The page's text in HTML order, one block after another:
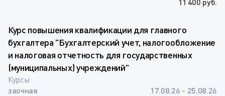
11 400 руб.
Курс повышения квалификации для главного
бухгалтера "Бухгалтерский учет, налогообложение
и налоговая отчетность для государственных
(муниципальных) учреждений"
Курсы
заочная 17.08.26 - 25.08.26